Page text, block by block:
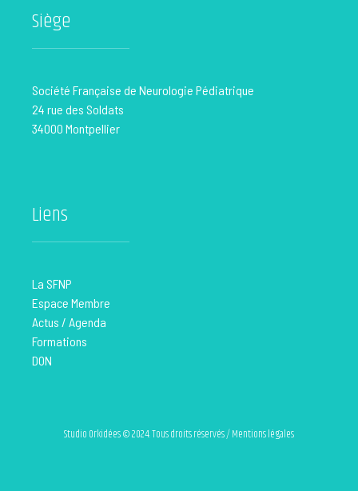
Siège
Société Française de Neurologie Pédiatrique
24 rue des Soldats
34000 Montpellier
Liens
La SFNP
Espace Membre
Actus / Agenda
Formations
DON
Studio Orkidées © 2024. Tous droits réservés / Mentions légales